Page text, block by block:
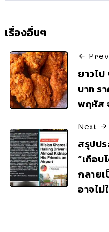
เรื่องอื่นๆ
ยาวไป
บาท ร
พฤหัส
Next
สรุปปร
“เกือบ
กลาย
อาจไ